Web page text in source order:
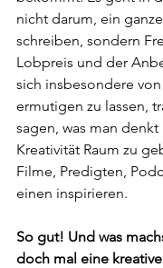
nicht darum, ein
schreiben, sondern
Lobpreis und der
sich insbesondere
ermutigen zu lassen,
sagen, was man
Kreativität Raum zu
Filme, Predigten,
einen inspirieren.
So gut! Und was
doch mal eine